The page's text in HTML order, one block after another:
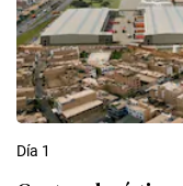
Día 1